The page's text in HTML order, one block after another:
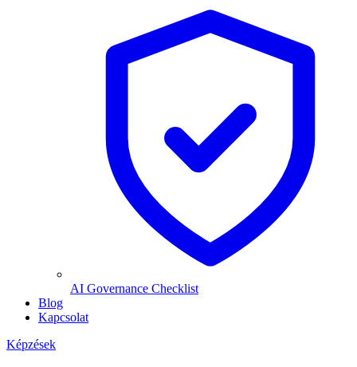
AI Governance Checklist
Blog
Kapcsolat
Képzések